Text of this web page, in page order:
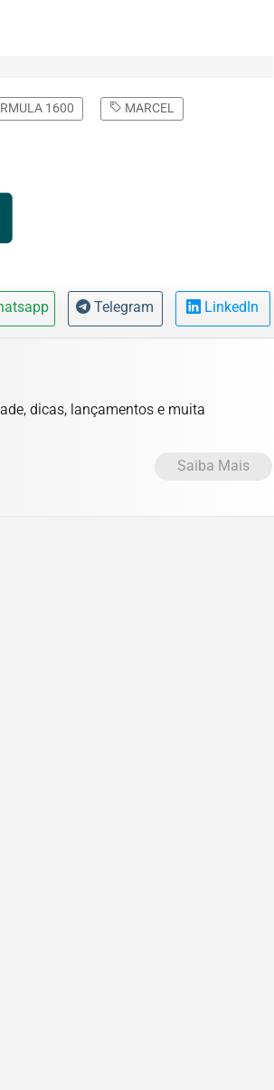
1600 MARCEL
Telegram LinkedIn
dicas, lançamentos e muita
Saiba Mais